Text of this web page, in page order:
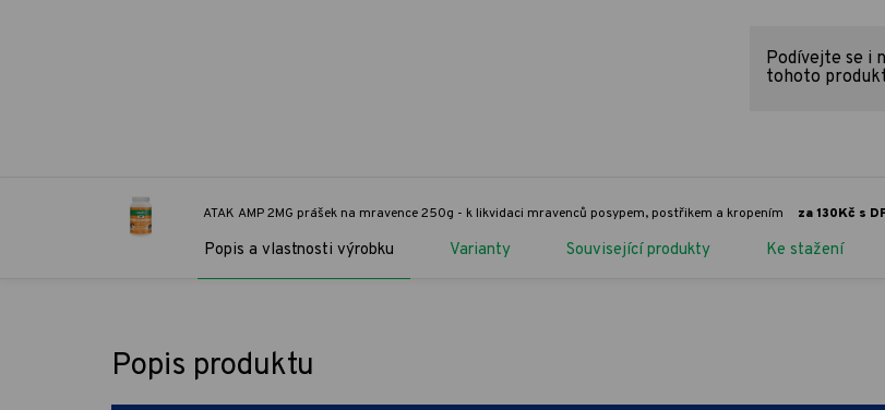
Podívejte se i
tohoto
ATAK AMP 2MG prášek na mravence 250g - k likvidaci mravenců posypem, postřikem a kropením za 130Kč s
Popis a vlastnosti výrobku Varianty Související produkty Ke stažení
Popis produktu